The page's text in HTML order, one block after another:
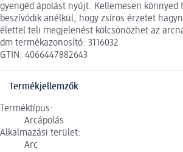
gyengéd ápolást nyújt. Kellemesen könnyed
beszívódik anélkül, hogy zsíros érzetet
élettel teli megjelenést kölcsönözhet az
dm termékazonosító: 3116032
GTIN: 4066447882643
Termékjellemzők
Terméktípus:
Arcápolás
Alkalmazási terület:
Arc